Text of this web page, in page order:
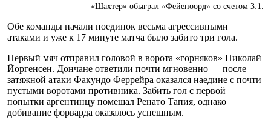
«Шахтер» обыграл «Фейеноорд» со счетом 3:1.
Обе команды начали поединок весьма агрессивными
атаками и уже к 17 минуте матча было забито три гола.
Первый мяч отправил головой в ворота «горняков» Николай
Йоргенсен. Дончане ответили почти мгновенно — после
затяжной атаки Факундо Феррейра оказался наедине с почти
пустыми воротами противника. Забить гол с первой
попытки аргентинцу помешал Ренато Тапия, однако
добивание форварда оказалось успешным.